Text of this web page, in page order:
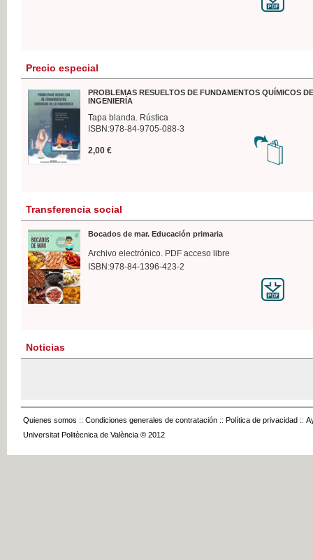
Precio especial
PROBLEMAS RESUELTOS DE FUNDAMENTOS QUÍMICOS
INGENIERÍA
Tapa blanda. Rústica
ISBN:978-84-9705-088-3
2,00 €
Transferencia social
Bocados de mar. Educación primaria
Archivo electrónico. PDF acceso libre
ISBN:978-84-1396-423-2
Noticias
Quienes somos :: Condiciones generales de contratación :: Política de privacidad ::
Universitat Politècnica de València © 2012